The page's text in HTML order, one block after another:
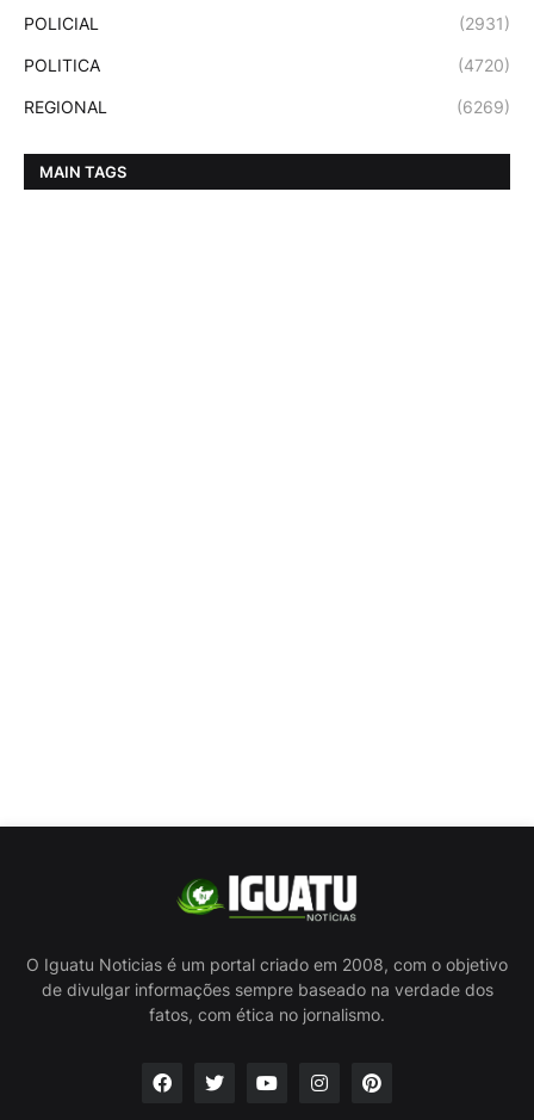
POLICIAL (2931)
POLITICA (4720)
REGIONAL (6269)
MAIN TAGS
O Iguatu Noticias é um portal criado em 2008, com o objetivo
de divulgar informações sempre baseado na verdade dos
fatos, com ética no jornalismo.